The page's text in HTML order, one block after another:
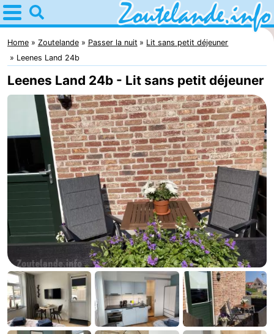
Home
Zoutelande
Astuces
Avec
Webcam
Langstraat
Webcam
Plage
Passer
la
nuit
Appartements
-
Aparthotel
Zoutelande
-
Duinflat
-
Home Zoutelande Passer la nuit
Lit sans petit déjeuner
Leenes Land 24b
Leenes Land 24b - Lit sans petit déjeuner